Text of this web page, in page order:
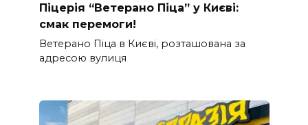
Піцерія “Ветерано Піца” у Києві:
смак перемоги!
Ветерано Піца в Києві, розташована за
адресою вулиця